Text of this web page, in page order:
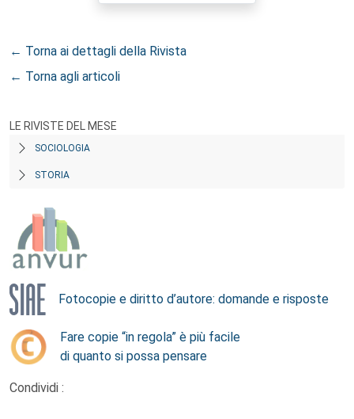
← Torna ai dettagli della Rivista
← Torna agli articoli
LE RIVISTE DEL MESE
SOCIOLOGIA
STORIA
Fotocopie e diritto d’autore: domande e risposte
Fare copie “in regola” è più facile
di quanto si possa pensare
Condividi :